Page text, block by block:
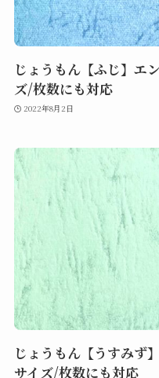
じょうもん【ふじ】エ
ズ/枚数にも対応
2022年8月2日
じょうもん【うすみず
サイズ/枚数にも対応